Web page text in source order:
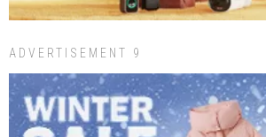
ADVERTISEMENT 9